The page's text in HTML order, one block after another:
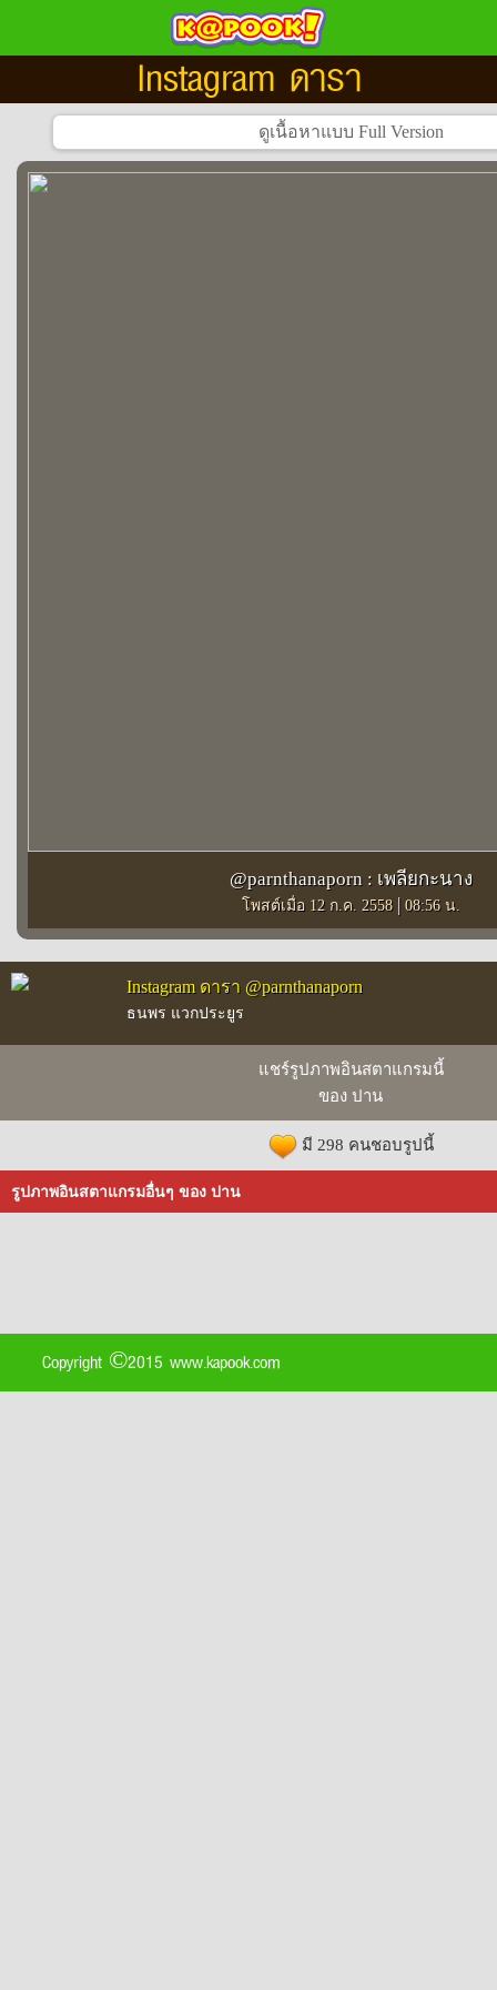
Instagram ดารา
@parnthanaporn : เพลียกะนาง
โพสต์เมื่อ 12 ก.ค. 2558 | 08:56 น.
Instagram ดารา @parnthanaporn
ธนพร แวกประยูร
แชร์รูปภาพอินสตาแกรมนี้
ของ ปาน
มี 298 คนชอบรูปนี้
รูปภาพอินสตาแกรมอื่นๆ ของ ปาน
Copyright ©2015 www.kapook.com